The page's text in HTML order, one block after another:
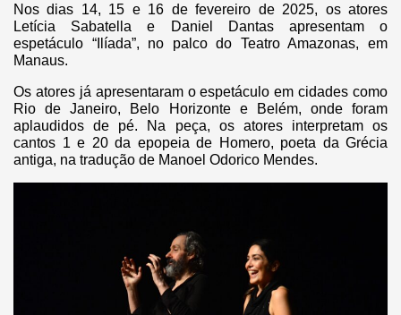
Nos dias 14, 15 e 16 de fevereiro de 2025, os atores
Letícia Sabatella e Daniel Dantas apresentam o
espetáculo “Ilíada”, no palco do Teatro Amazonas, em
Manaus.
Os atores já apresentaram o espetáculo em cidades como
Rio de Janeiro, Belo Horizonte e Belém, onde foram
aplaudidos de pé. Na peça, os atores interpretam os
cantos 1 e 20 da epopeia de Homero, poeta da Grécia
antiga, na tradução de Manoel Odorico Mendes.